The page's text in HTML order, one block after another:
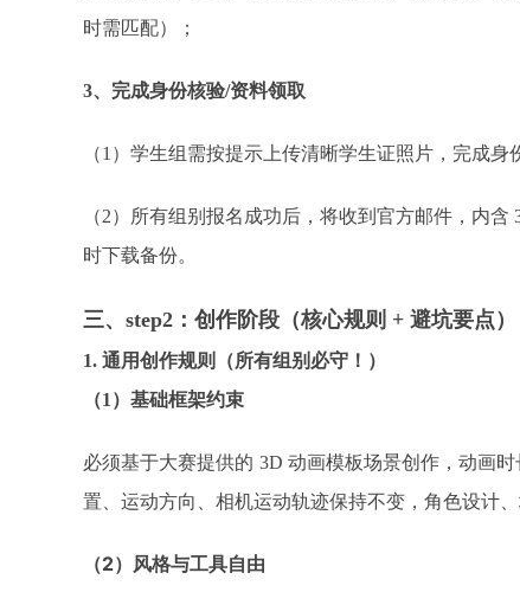
时需匹配）；​
3、完成身份核验/资料领取
（1）学生组需按提示上传清晰学生证照片，完成身
（2）所有组别报名成功后，将收到官方邮件，内
时下载备份。​
三、step2：创作阶段（核心规则 + 避坑要点）​
1. 通用创作规则（所有组别必守！）​
（1）基础框架约束
必须基于大赛提供的 3D 动画模板场景创作，动画
置、运动方向、相机运动轨迹保持不变，角色设计
（2） 风格与工具自由